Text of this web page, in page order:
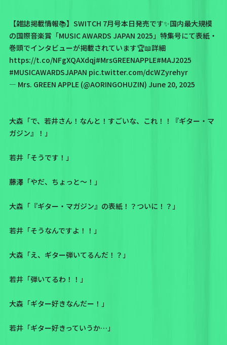
【雑誌掲載情報📚】SWITCH 7月号本日発売です✨国内最大規模
の国際音楽賞「MUSIC AWARDS JAPAN 2025」特集号にて表紙・
巻頭でインタビューが掲載されています🏆📖詳細
https://t.co/NFgXQAXdqj#MrsGREENAPPLE#MAJ2025
#MUSICAWARDSJAPAN pic.twitter.com/dcWZyrehyr
— Mrs. GREEN APPLE (@AORINGOHUZIN) June 20, 2025
大森「で、若井さん！なんと！すごいな、これ！！
『ギター・マ
ガジン』
！」
若井「そうです！」
藤澤「やだ、ちょっと〜！」
大森「『ギター・マガジン』の表紙！？ ついに！？」
若井「そうなんですよ！！」
大森「え、ギター弾いてるんだ！？」
若井「弾いてるわ！！」
大森「ギター好きなんだー！」
若井「ギター好きっていうか…」